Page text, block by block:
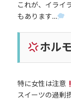
これが、イライ
もあります…
ホル
特に女性は注意
スイーツの過剰